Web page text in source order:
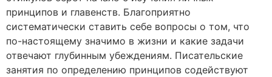
принципов и главенств. Благоприятно
систематически ставить себе вопросы о том, что
по-настоящему значимо в жизни и какие задачи
отвечают глубинным убеждениям. Писательские
занятия по определению принципов содействуют